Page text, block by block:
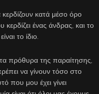
κατά μέσο όρο
ένας άνδρας, και το
το ίδιο.
πρόθυρα της παραίτησης,
να γίνουν τόσο στο
που μου έχει γίνει